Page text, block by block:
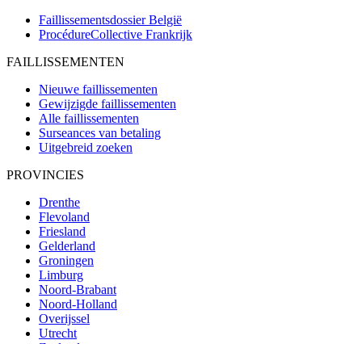
Faillissementsdossier België
ProcédureCollective Frankrijk
FAILLISSEMENTEN
Nieuwe faillissementen
Gewijzigde faillissementen
Alle faillissementen
Surseances van betaling
Uitgebreid zoeken
PROVINCIES
Drenthe
Flevoland
Friesland
Gelderland
Groningen
Limburg
Noord-Brabant
Noord-Holland
Overijssel
Utrecht